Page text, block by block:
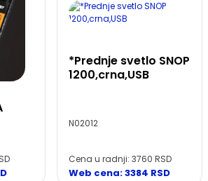
*Prednje svetlo SNOP
1200,crna,USB
N02012
Cena u radnji: 3760 RSD
Web cena: 3384 RSD